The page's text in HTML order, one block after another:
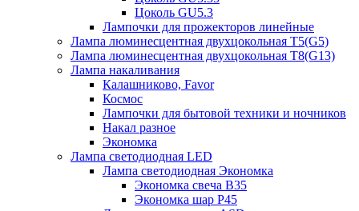
Цоколь GU5.3
Лампочки для прожекторов линейные
Лампа люминесцентная двухцокольная Т5(G5)
Лампа люминесцентная двухцокольная Т8(G13)
Лампа накаливания
Калашниково, Favor
Космос
Лампочки для бытовой техники и ночников
Накал разное
Экономка
Лампа светодиодная LED
Лампа светодиодная Экономка
Экономка свеча B35
Экономка шар P45